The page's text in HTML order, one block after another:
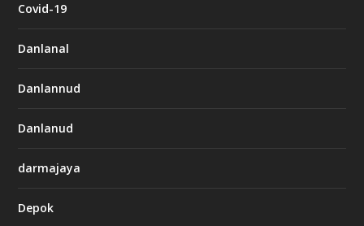
Covid-19
Danlanal
Danlannud
Danlanud
darmajaya
Depok